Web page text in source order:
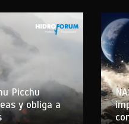
Picchu
y obliga a